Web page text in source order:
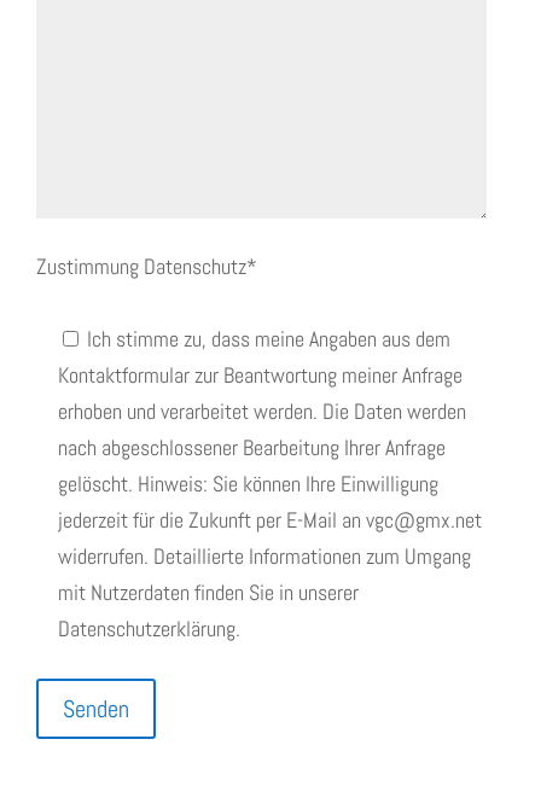
Zustimmung Datenschutz*
Ich stimme zu, dass meine Angaben aus dem
Kontaktformular zur Beantwortung meiner Anfrage
erhoben und verarbeitet werden. Die Daten werden
nach abgeschlossener Bearbeitung Ihrer Anfrage
gelöscht. Hinweis: Sie können Ihre Einwilligung
jederzeit für die Zukunft per E-Mail an vgc@gmx.net
widerrufen. Detaillierte Informationen zum Umgang
mit Nutzerdaten finden Sie in unserer
Datenschutzerklärung.
Bitte lasse dieses Feld leer.
Senden